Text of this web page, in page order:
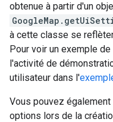
obtenue à partir d'un
à cette classe se
Pour voir un exemple
l'activité de
utilisateur dans l'
Vous pouvez
options lors de la